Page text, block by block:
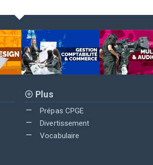
Plus
Prépas CPGE
Divertissement
Vocabulaire